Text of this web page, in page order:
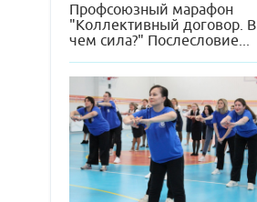
Профсоюзный марафон
"Коллективный договор. В
чем сила?" Послесловие...